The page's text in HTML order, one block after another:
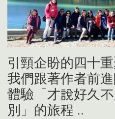
引頸企盼的四十
我們跟著作者前
體驗「才說好久
別」的旅程 ..